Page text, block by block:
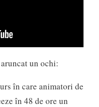
un ochi:
în care animatori de
în 48 de ore un